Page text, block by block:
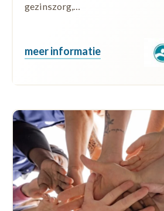
gezinszorg,…
meer informatie